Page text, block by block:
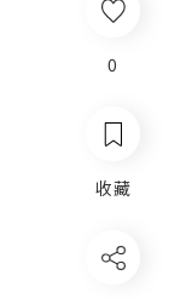
0
收藏